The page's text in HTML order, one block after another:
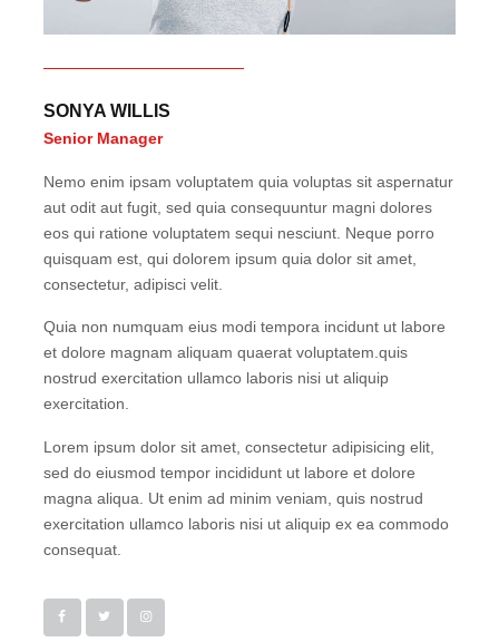
SONYA WILLIS
Senior Manager
Nemo enim ipsam voluptatem quia voluptas sit aspernatur
aut odit aut fugit, sed quia consequuntur magni dolores
eos qui ratione voluptatem sequi nesciunt. Neque porro
quisquam est, qui dolorem ipsum quia dolor sit amet,
consectetur, adipisci velit.
Quia non numquam eius modi tempora incidunt ut labore
et dolore magnam aliquam quaerat voluptatem.quis
nostrud exercitation ullamco laboris nisi ut aliquip
exercitation.
Lorem ipsum dolor sit amet, consectetur adipisicing elit,
sed do eiusmod tempor incididunt ut labore et dolore
magna aliqua. Ut enim ad minim veniam, quis nostrud
exercitation ullamco laboris nisi ut aliquip ex ea commodo
consequat.